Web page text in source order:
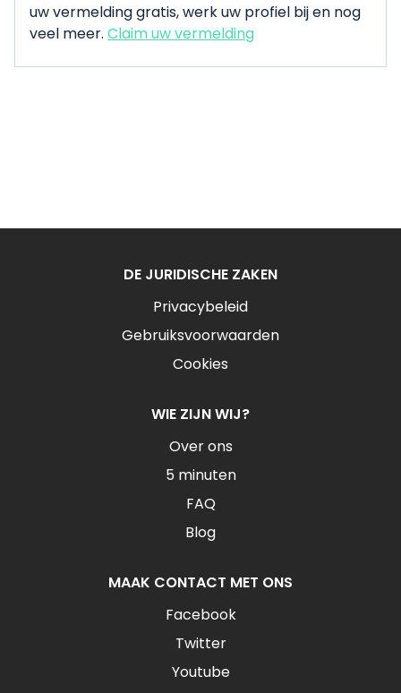
uw vermelding gratis, werk uw profiel bij en nog
veel meer. Claim uw vermelding
DE JURIDISCHE ZAKEN
Privacybeleid
Gebruiksvoorwaarden
Cookies
WIE ZIJN WIJ?
Over ons
5 minuten
FAQ
Blog
MAAK CONTACT MET ONS
Facebook
Twitter
Youtube